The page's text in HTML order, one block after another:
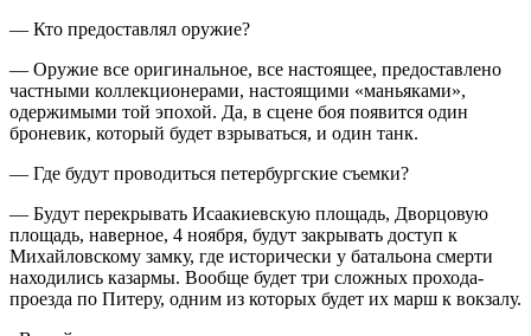
— Кто предоставлял оружие?
— Оружие все оригинальное, все настоящее, предоставлено
частными коллекционерами, настоящими «маньяками»,
одержимыми той эпохой. Да, в сцене боя появится один
броневик, который будет взрываться, и один танк.
— Где будут проводиться петербургские съемки?
— Будут перекрывать Исаакиевскую площадь, Дворцовую
площадь, наверное, 4 ноября, будут закрывать доступ к
Михайловскому замку, где исторически у батальона смерти
находились казармы. Вообще будет три сложных прохода-
проезда по Питеру, одним из которых будет их марш к вокзалу.